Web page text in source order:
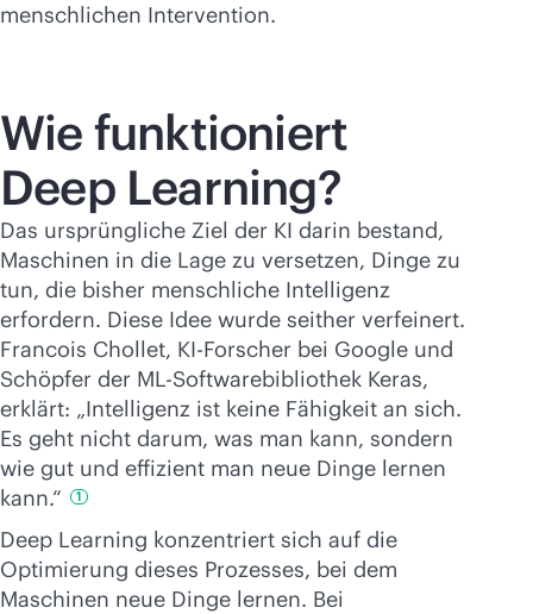
menschlichen Intervention.
Wie funktioniert
Deep Learning?
Das ursprüngliche Ziel der KI darin bestand,
Maschinen in die Lage zu versetzen, Dinge zu
tun, die bisher menschliche Intelligenz
erfordern. Diese Idee wurde seither verfeinert.
Francois Chollet, KI-Forscher bei Google und
Schöpfer der ML-Softwarebibliothek Keras,
erklärt: „Intelligenz ist keine Fähigkeit an sich.
Es geht nicht darum, was man kann, sondern
wie gut und effizient man neue Dinge lernen
kann.“
1
Deep Learning konzentriert sich auf die
Optimierung dieses Prozesses, bei dem
Maschinen neue Dinge lernen. Bei